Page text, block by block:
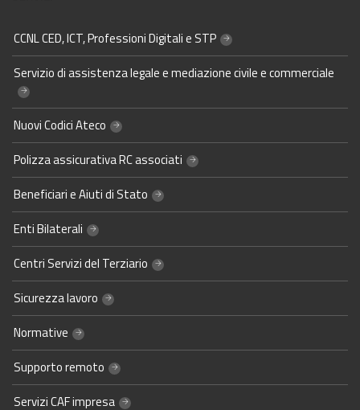
CCNL CED, ICT, Professioni Digitali e STP
Servizio di assistenza legale e mediazione civile e commerciale
Nuovi Codici Ateco
Polizza assicurativa RC associati
Beneficiari e Aiuti di Stato
Enti Bilaterali
Centri Servizi del Terziario
Sicurezza lavoro
Normative
Supporto remoto
Servizi CAF impresa